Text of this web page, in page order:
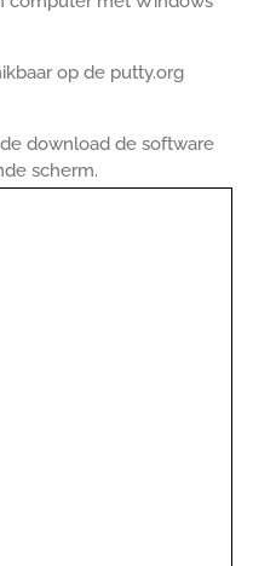
op de putty.org
download de software
scherm.